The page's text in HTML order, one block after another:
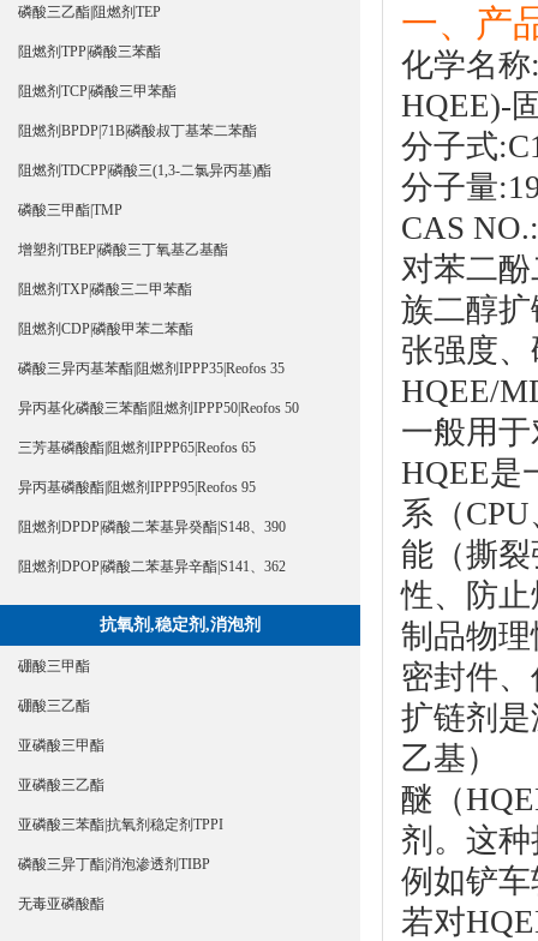
磷酸三乙酯|阻燃剂TEP
阻燃剂TPP|磷酸三苯酯
阻燃剂TCP|磷酸三甲苯酯
阻燃剂BPDP|71B|磷酸叔丁基苯二苯酯
阻燃剂TDCPP|磷酸三(1,3-二氯异丙基)酯
磷酸三甲酯|TMP
增塑剂TBEP|磷酸三丁氧基乙基酯
阻燃剂TXP|磷酸三二甲苯酯
阻燃剂CDP|磷酸甲苯二苯酯
磷酸三异丙基苯酯|阻燃剂IPPP35|Reofos 35
异丙基化磷酸三苯酯|阻燃剂IPPP50|Reofos 50
三芳基磷酸酯|阻燃剂IPPP65|Reofos 65
异丙基磷酸酯|阻燃剂IPPP95|Reofos 95
阻燃剂DPDP|磷酸二苯基异癸酯|S148、390
阻燃剂DPOP|磷酸二苯基异辛酯|S141、362
抗氧剂,稳定剂,消泡剂
硼酸三甲酯
硼酸三乙酯
亚磷酸三甲酯
亚磷酸三乙酯
亚磷酸三苯酯|抗氧剂稳定剂TPPI
磷酸三异丁酯|消泡渗透剂TIBP
无毒亚磷酸酯
一、产
化学名
HQEE)-
分子式
分子量
CAS
对苯二
族二醇
张强度
HQEE/
一般用
HQEE是
系（
能（撕
性、防
制品物
密封件
扩链剂
乙基）
醚（
剂。这
例如铲
若对